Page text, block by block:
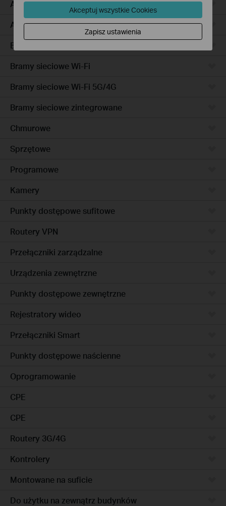
Access Pro
Access
Bramy sieciowe przewodowe
Bramy sieciowe Wi-Fi
Bramy sieciowe Wi-Fi 5G/4G
Bramy sieciowe zintegrowane
Chmurowe
Sprzętowe
Programowe
Kamery
Punkty dostępowe sufitowe
Routery VPN
Przełączniki zarządzalne
Urządzenia zewnętrzne
Punkty dostępowe zewnętrzne
Rejestratory wideo
Przełączniki Smart
Punkty dostępowe naścienne
Oprogramowanie
CPE
CPE
Routery 3G/4G
Kontrolery
Montowane na suficie
Do użytku na zewnątrz budynków
Akceptuj wszystkie Cookies
Zapisz ustawienia